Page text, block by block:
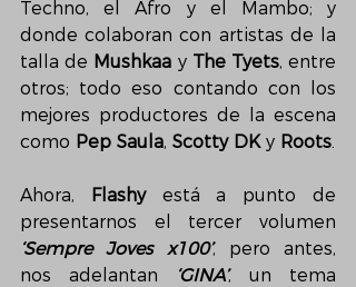
Techno, el Afro y el Mambo; y
donde colaboran con artistas de la
talla de Mushkaa y The Tyets, entre
otros; todo eso contando con los
mejores productores de la escena
como Pep Saula, Scotty DK y Roots.
Ahora, Flashy está a punto de
‘Sempre Joves x100’, pero antes,
nos adelantan
‘GINA’, un tema